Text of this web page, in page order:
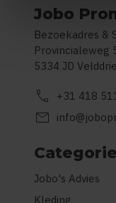
Jobo
Bezoekadres &
Provincialeweg
5334 JD
call +31 418
mail
Jobo's Advies
Kleding